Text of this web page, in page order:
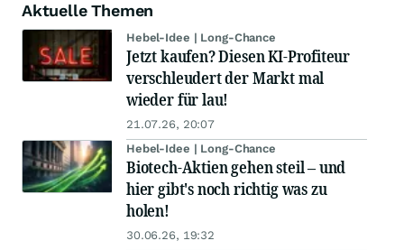
Aktuelle Themen
Hebel-Idee | Long-Chance
Jetzt kaufen? Diesen KI-Profiteur
verschleudert der Markt mal
wieder für lau!
21.07.26, 20:07
Hebel-Idee | Long-Chance
Biotech-Aktien gehen steil – und
hier gibt's noch richtig was zu
holen!
30.06.26, 19:32